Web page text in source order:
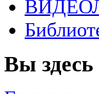
Вы здесь